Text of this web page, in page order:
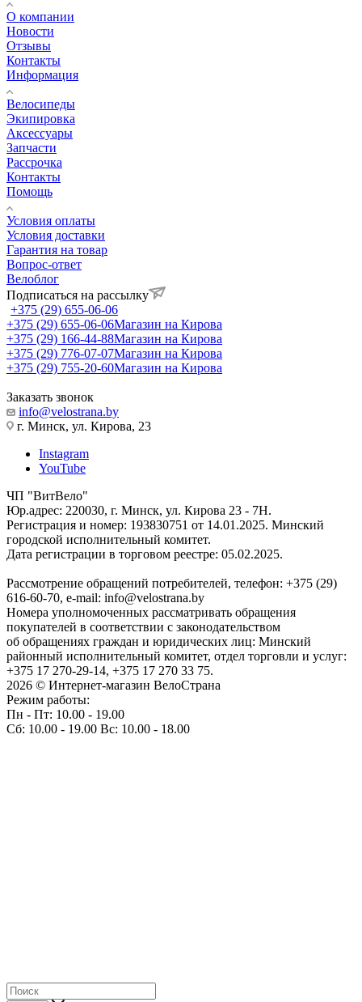
О компании
Новости
Отзывы
Контакты
Информация
Велосипеды
Экипировка
Аксессуары
Запчасти
Рассрочка
Контакты
Помощь
Условия оплаты
Условия доставки
Гарантия на товар
Вопрос-ответ
Велоблог
Подписаться на рассылку
+375 (29) 655-06-06
+375 (29) 655-06-06Магазин на Кирова
+375 (29) 166-44-88Магазин на Кирова
+375 (29) 776-07-07Магазин на Кирова
+375 (29) 755-20-60Магазин на Кирова
Заказать звонок
info@velostrana.by
г. Минск, ул. Кирова, 23
Instagram
YouTube
ЧП "ВитВело"
Юр.адрес: 220030, г. Минск, ул. Кирова 23 - 7Н.
Регистрация и номер: 193830751 от 14.01.2025. Минский
городской исполнительный комитет.
Дата регистрации в торговом реестре: 05.02.2025.
Рассмотрение обращений потребителей, телефон: +375 (29)
616-60-70, e-mail: info@velostrana.by
Номера уполномоченных рассматривать обращения
покупателей в соответствии с законодательством
об обращениях граждан и юридических лиц: Минский
районный исполнительный комитет, отдел торговли и услуг:
+375 17 270-29-14, +375 17 270 33 75.
2026 © Интернет-магазин ВелоСтрана
Режим работы:
Пн - Пт: 10.00 - 19.00
Сб: 10.00 - 19.00 Вс: 10.00 - 18.00